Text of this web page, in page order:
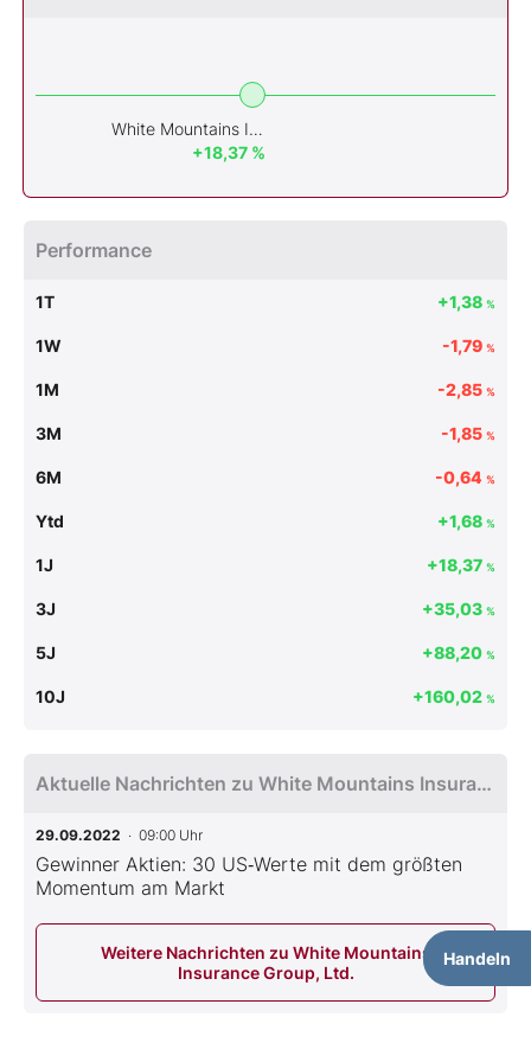
Handeln
White Mountains Insurance Group, Ltd.
+18,37 %
Performance
1T +1,38 %
1W -1,79 %
1M -2,85 %
3M -1,85 %
6M -0,64 %
Ytd +1,68 %
1J +18,37 %
3J +35,03 %
5J +88,20 %
10J +160,02 %
Aktuelle Nachrichten zu White Mountains Insurance Group, Ltd.
29.09.2022 · 09:00 Uhr
Gewinner Aktien: 30 US‑Werte mit dem größten
Momentum am Markt
Weitere Nachrichten zu White Mountains
Insurance Group, Ltd.